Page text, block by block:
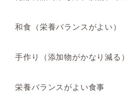
和食（栄養バランスがよい）
手作り（添加物がかなり減る）
栄養バランスがよい食事